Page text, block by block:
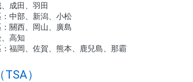
成田、羽田
中部、新潟、小松
關西、岡山、廣島
高知
福岡、佐賀、熊本、鹿兒島、那霸
（TSA）